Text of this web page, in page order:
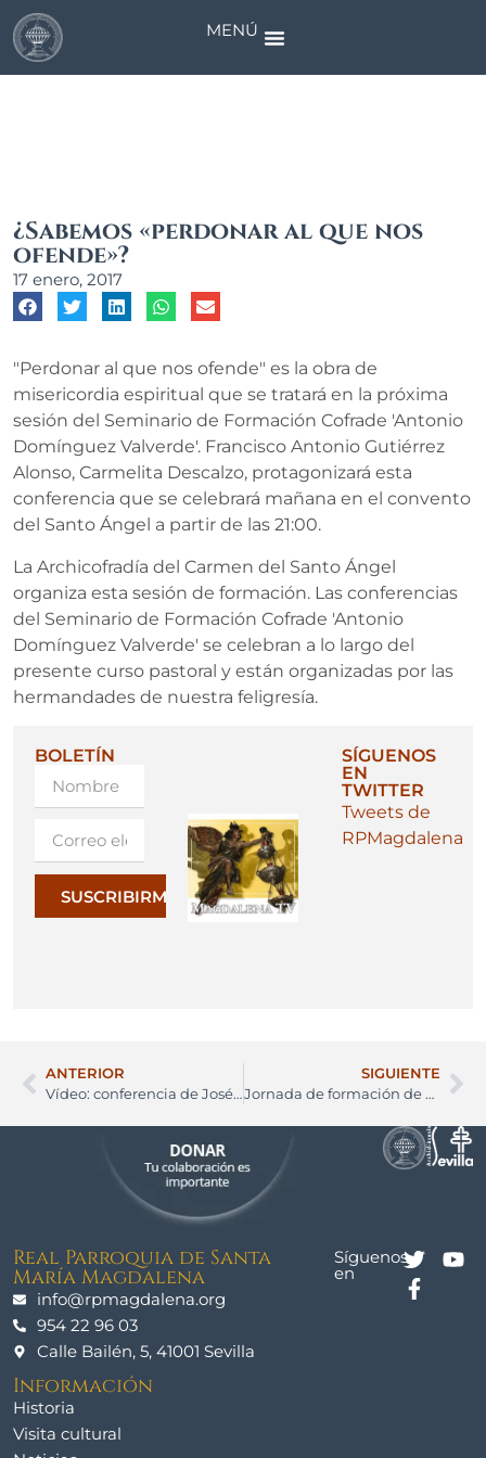
MENÚ
¿Sabemos «perdonar al que nos
ofende»?
17 enero, 2017
"Perdonar al que nos ofende" es la obra de
misericordia espiritual que se tratará en la próxima
sesión del Seminario de Formación Cofrade 'Antonio
Domínguez Valverde'. Francisco Antonio Gutiérrez
Alonso, Carmelita Descalzo, protagonizará esta
conferencia que se celebrará mañana en el convento
del Santo Ángel a partir de las 21:00.
La Archicofradía del Carmen del Santo Ángel
organiza esta sesión de formación. Las conferencias
del Seminario de Formación Cofrade 'Antonio
Domínguez Valverde' se celebran a lo largo del
presente curso pastoral y están organizadas por las
hermandades de nuestra feligresía.
BOLETÍN
SUSCRIBIRME
SÍGUENOS
EN
TWITTER
Tweets de
RPMagdalena
ANTERIOR
Vídeo: conferencia de José María Goyarrola sobre ‘corregir al que se equivoca»
SIGUIENTE
Jornada de formación de acólitos de la feligresía
Real Parroquia de Santa
María Magdalena
info@rpmagdalena.org
954 22 96 03
Calle Bailén, 5, 41001 Sevilla
Síguenos
en
Información
Historia
Visita cultural